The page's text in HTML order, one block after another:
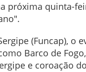
próxima quinta-
(Funcap), o
Barco de
e coroação